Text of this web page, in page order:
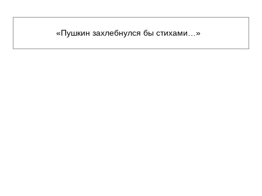
«Пушкин захлебнулся бы стихами…»